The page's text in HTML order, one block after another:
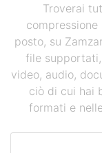
Troverai
posto, su
file
video, audio,
ciò di cui hai
formati e